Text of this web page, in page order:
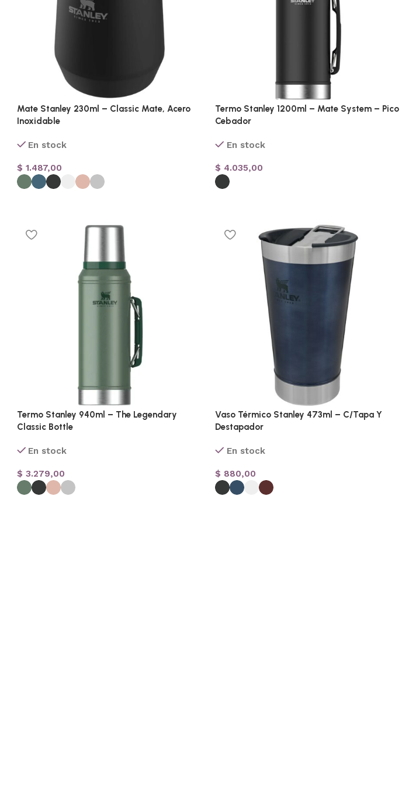
Mate Stanley 230ml – Classic Mate, Acero
Inoxidable
En stock
$ 1.487,00
Termo Stanley 1200ml – Mate System – Pico
Cebador
En stock
$ 4.035,00
Termo Stanley 940ml – The Legendary
Classic Bottle
En stock
$ 3.279,00
Vaso Térmico Stanley 473ml – C/Tapa Y
Destapador
En stock
$ 880,00